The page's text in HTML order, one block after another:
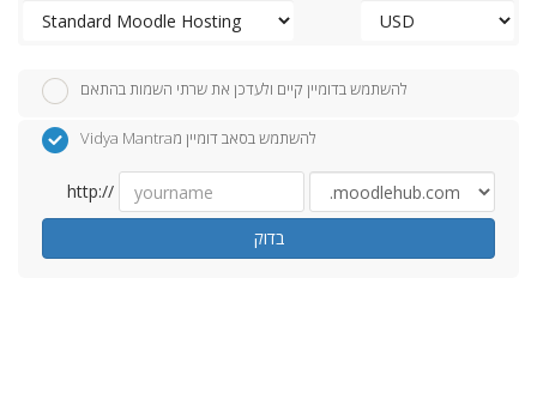
להשתמש בדומיין קיים ולעדכן את שרתי השמות בהתאם
Vidya Mantraלהשתמש בסאב דומיין מ
http://
בדוק